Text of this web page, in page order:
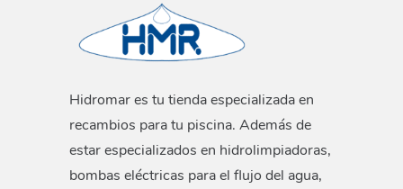
Hidromar es tu tienda especializada en
recambios para tu piscina. Además de
estar especializados en hidrolimpiadoras,
bombas eléctricas para el flujo del agua,